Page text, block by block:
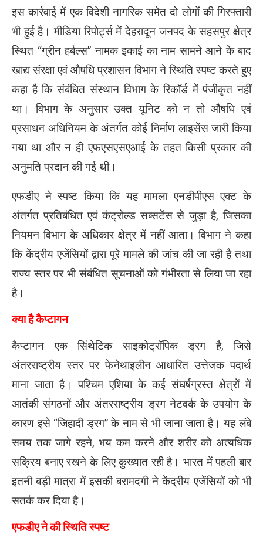
इस कार्रवाई में एक विदेशी नागरिक समेत दो लोगों की गिरफ्तारी
भी हुई है। मीडिया रिपोर्ट्स में देहरादून जनपद के सहसपुर क्षेत्र
स्थित “ग्रीन हर्बल्स” नामक इकाई का नाम सामने आने के बाद
खाद्य संरक्षा एवं औषधि प्रशासन विभाग ने स्थिति स्पष्ट करते हुए
कहा है कि संबंधित संस्थान विभाग के रिकॉर्ड में पंजीकृत नहीं
था। विभाग के अनुसार उक्त यूनिट को न तो औषधि एवं
प्रसाधन अधिनियम के अंतर्गत कोई निर्माण लाइसेंस जारी किया
गया था और न ही एफएसएसएआई के तहत किसी प्रकार की
अनुमति प्रदान की गई थी।
एफडीए ने स्पष्ट किया कि यह मामला एनडीपीएस एक्ट के
अंतर्गत प्रतिबंधित एवं कंट्रोल्ड सब्सटेंस से जुड़ा है, जिसका
नियमन विभाग के अधिकार क्षेत्र में नहीं आता। विभाग ने कहा
कि केंद्रीय एजेंसियों द्वारा पूरे मामले की जांच की जा रही है तथा
राज्य स्तर पर भी संबंधित सूचनाओं को गंभीरता से लिया जा रहा
है।
क्या है कैप्टागन
कैप्टागन एक सिंथेटिक साइकोट्रॉपिक ड्रग है, जिसे
अंतरराष्ट्रीय स्तर पर फेनेथाइलीन आधारित उत्तेजक पदार्थ
माना जाता है। पश्चिम एशिया के कई संघर्षग्रस्त क्षेत्रों में
आतंकी संगठनों और अंतरराष्ट्रीय ड्रग नेटवर्क के उपयोग के
कारण इसे “जिहादी ड्रग” के नाम से भी जाना जाता है। यह लंबे
समय तक जागे रहने, भय कम करने और शरीर को अत्यधिक
सक्रिय बनाए रखने के लिए कुख्यात रही है। भारत में पहली बार
इतनी बड़ी मात्रा में इसकी बरामदगी ने केंद्रीय एजेंसियों को भी
सतर्क कर दिया है।
एफडीए ने की स्थिति स्पष्ट